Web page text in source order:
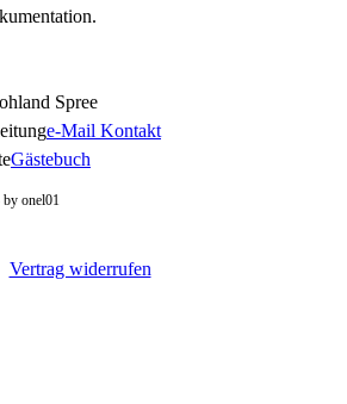
Spree
e-Mail KontaktOpens
Gästebuch
onel01
Vertrag widerrufen